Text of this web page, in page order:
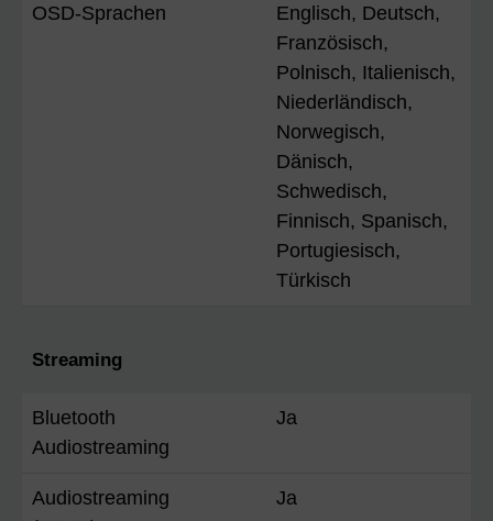
OSD-Sprachen
Englisch, Deutsch,
Französisch,
Polnisch, Italienisch,
Niederländisch,
Norwegisch,
Dänisch,
Schwedisch,
Finnisch, Spanisch,
Portugiesisch,
Türkisch
Streaming
Bluetooth
Audiostreaming
Ja
Audiostreaming
Ja